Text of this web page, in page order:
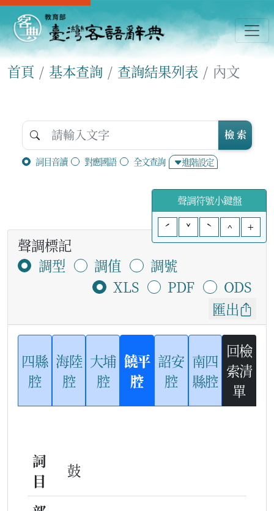
首頁 基本查詢 查詢結果列表 內文
詞目音讀 對應國語 全文查詢 進階設定
檢 索
聲調符號小鍵盤
ˊ
ˇ ˋ ^ +
聲調標記
調型
調值
調號
XLS
PDF
ODS
匯出
四縣
腔
海陸
腔
大埔
腔
饒平
腔
詔安
腔
南四
縣腔
回檢
索清
單
詞
目
鼓